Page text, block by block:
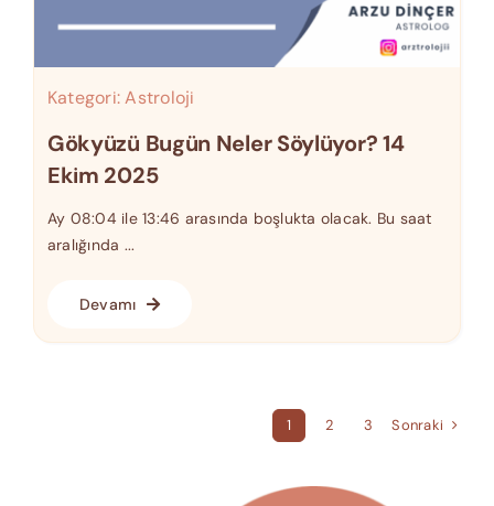
Kategori:Astroloji
Gökyüzü Bugün Neler Söylüyor? 14
Ekim 2025
Ay 08:04 ile 13:46 arasında boşlukta olacak. Bu saat
aralığında ...
Devamı
1 2 3 Sonraki